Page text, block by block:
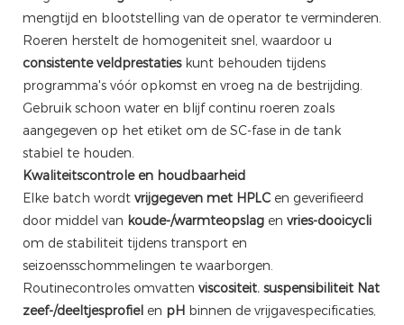
mengtijd en blootstelling van de operator te verminderen.
Roeren herstelt de homogeniteit snel, waardoor u
consistente veldprestatieskunt behouden tijdens
programma's vóór opkomst en vroeg na de bestrijding.
Gebruik schoon water en blijf continu roeren zoals
aangegeven op het etiket om de SC-fase in de tank
stabiel te houden.
Kwaliteitscontrole en houdbaarheid
Elke batch wordt vrijgegeven met HPLC en geverifieerd
door middel van koude-/warmteopslag en vries-dooicycli
om de stabiliteit tijdens transport en
seizoensschommelingen te waarborgen.
Routinecontroles omvatten viscositeit. suspensibiliteit Nat
zeef-/deeltjesprofiel en pH binnen de vrijgavespecificaties,